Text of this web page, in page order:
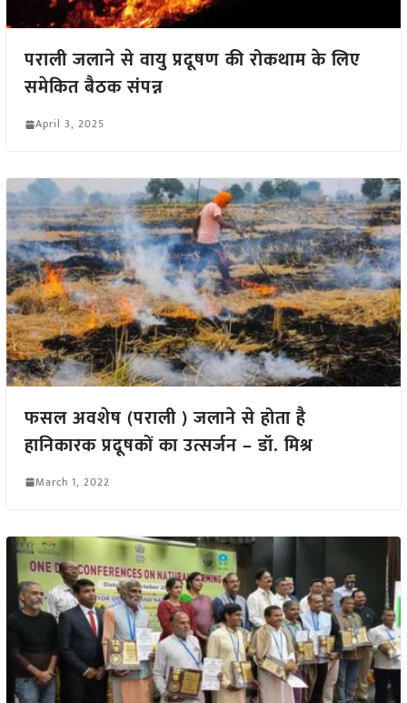
पराली जलाने से वायु प्रदूषण की रोकथाम के लिए
समेकित बैठक संपन्न
April 3, 2025
फसल अवशेष (पराली ) जलाने से होता है
हानिकारक प्रदूषकों का उत्सर्जन – डॉ. मिश्र
March 1, 2022